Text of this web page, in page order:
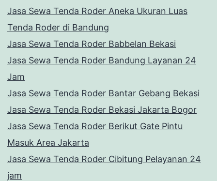
Jasa Sewa Tenda Roder Aneka Ukuran Luas
Tenda Roder di Bandung
Jasa Sewa Tenda Roder Babbelan Bekasi
Jasa Sewa Tenda Roder Bandung Layanan 24
Jam
Jasa Sewa Tenda Roder Bantar Gebang Bekasi
Jasa Sewa Tenda Roder Bekasi Jakarta Bogor
Jasa Sewa Tenda Roder Berikut Gate Pintu
Masuk Area Jakarta
Jasa Sewa Tenda Roder Cibitung Pelayanan 24
jam